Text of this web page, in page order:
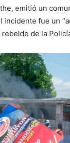
emitió un
incidente fue un
de la